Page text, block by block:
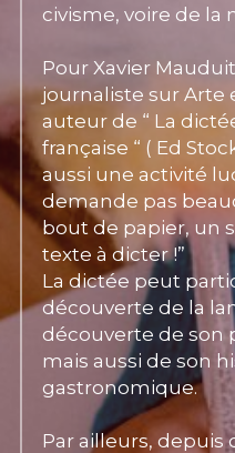
civisme, voire de la
Pour Xavier
journaliste sur Arte
auteur de “ La
française “ ( Ed
aussi une activité
demande pas
bout de papier, un
texte à dicter !”
La dictée peut
découverte de la
découverte de son
mais aussi de son
gastronomique.
Par ailleurs, depuis